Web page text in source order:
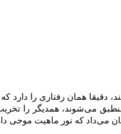
دقیقا همان رفتاری را
می‌شوند، همدیگر را
که نور ماهیت موجی